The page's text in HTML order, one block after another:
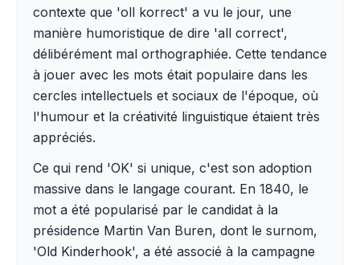
contexte que 'oll korrect' a vu le jour, une
manière humoristique de dire 'all correct',
délibérément mal orthographiée. Cette tendance
à jouer avec les mots était populaire dans les
cercles intellectuels et sociaux de l'époque, où
l'humour et la créativité linguistique étaient très
appréciés.
Ce qui rend 'OK' si unique, c'est son adoption
massive dans le langage courant. En 1840, le
mot a été popularisé par le candidat à la
présidence Martin Van Buren, dont le surnom,
'Old Kinderhook', a été associé à la campagne